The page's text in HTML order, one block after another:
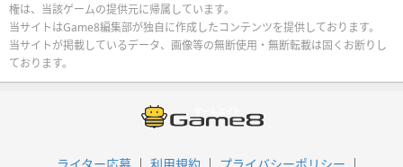
権は、当該ゲームの提供元に帰属しています。
当サイトはGame8編集部が独自に作成したコンテンツを提供しております。
当サイトが掲載しているデータ、画像等の無断使用・無断転載は固くお断りし
ております。
ライター応募 利用規約 プライバシーポリシー